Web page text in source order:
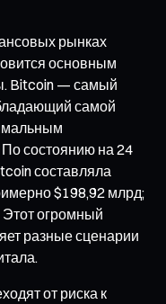
рынках
основным
Bitcoin — самый
самой
состоянию на 24
составляла
$198,92 млрд;
Этот огромный
разные сценарии
от риска к